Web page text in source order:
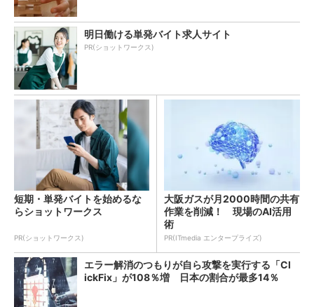
明日働ける単発バイト求人サイト
PR(ショットワークス)
短期・単発バイトを始めるな
らショットワークス
PR(ショットワークス)
大阪ガスが月2000時間の共有
作業を削減！ 現場のAI活用
術
PR(ITmedia エンタープライズ)
エラー解消のつもりが自ら攻撃を実行する「Cl
ickFix」が108％増 日本の割合が最多14％